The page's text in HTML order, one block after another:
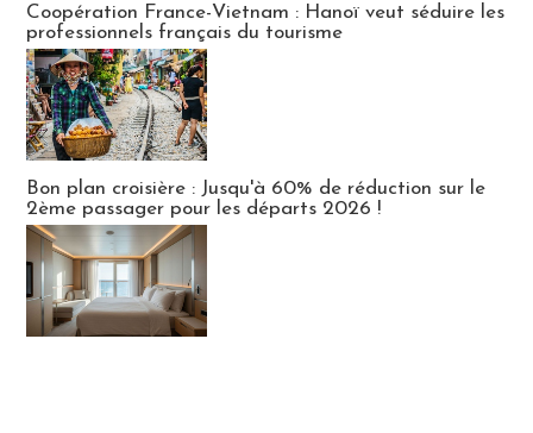
Coopération France-Vietnam : Hanoï veut séduire les
professionnels français du tourisme
Bon plan croisière : Jusqu'à 60% de réduction sur le
2ème passager pour les départs 2026 !